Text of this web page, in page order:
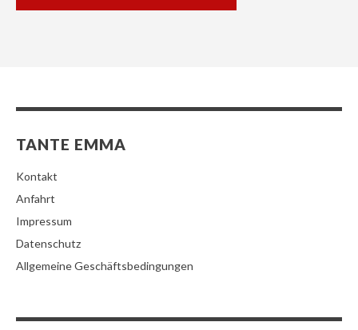
TANTE EMMA
Kontakt
Anfahrt
Impressum
Datenschutz
Allgemeine Geschäftsbedingungen